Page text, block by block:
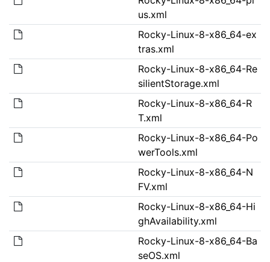
us.xml
Rocky-Linux-8-x86_64-ex
tras.xml
Rocky-Linux-8-x86_64-Re
silientStorage.xml
Rocky-Linux-8-x86_64-R
T.xml
Rocky-Linux-8-x86_64-Po
werTools.xml
Rocky-Linux-8-x86_64-N
FV.xml
Rocky-Linux-8-x86_64-Hi
ghAvailability.xml
Rocky-Linux-8-x86_64-Ba
seOS.xml